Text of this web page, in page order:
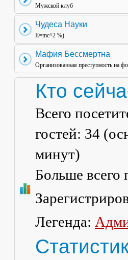
Мужской клуб
Чудеса Науки
E=mc^2 %)
Мафия Бессмертна
Организованная преступность на
Кто
Всего
гостей: 34
минут)
Больше всего
Легенда: